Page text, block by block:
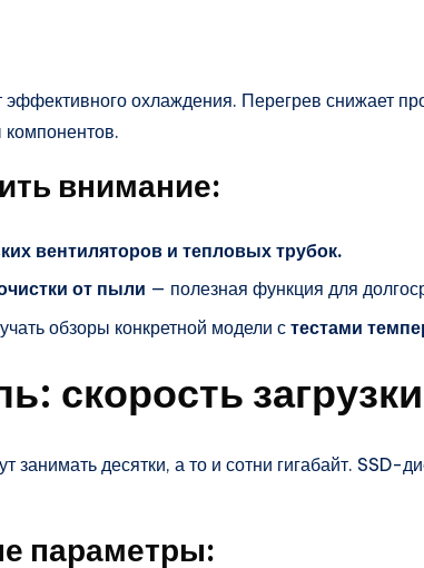
охлаждения. Перегрев снижает
внимание:
вентиляторов и тепловых трубок.
от пыли — полезная функция для
обзоры конкретной модели с тестами
скорость
занимать десятки, а то и сотни гигабайт. SSD-
параметры: